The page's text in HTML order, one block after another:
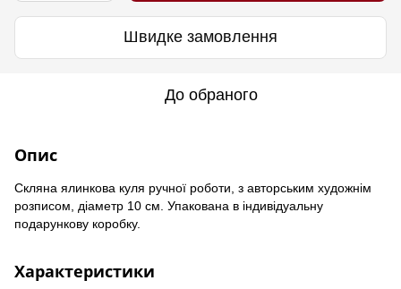
Швидке замовлення
До обраного
Опис
Скляна ялинкова куля ручної роботи, з авторським художнім
розписом, діаметр 10 см. Упакована в індивідуальну
подарункову коробку.
Характеристики